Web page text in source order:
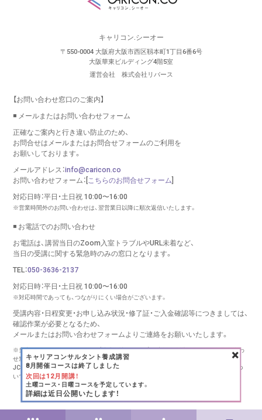
キャリアコンサルタント養成講習
8月開催コースは終了しました
次回は12月開講！
土曜コース・日曜コースを予定しています。
詳細は近日公開いたします！
×
キャリコン.シーオー
〒550-0004 大阪府大阪市西区靱本町1丁目6番6号
大阪華東ビルディング4階5室
運営会社 株式会社リバース
【お問い合わせ窓口のご案内】
◾️ メールまたはお問い合わせフォーム
正確なご案内と行き違い防止のため、
お問合せはメールまたはお問合せフォームのご利用を
お願いしております。
メールアドレス：info@caricon.co
お問い合わせフォーム：[こちらのお問合せフォーム]
対応日時：平日・土日祝 10:00〜16:00
※営業時間外のお問い合わせは、翌営業日以降に順次返信いたします。
◾️ お電話でのお問い合わせ
お電話は、講習当日のZoom入室トラブルやURL未着など、
当日の受講に関する緊急時のみの窓口となります。
TEL：050-3636-2137
対応日時：平日・土日祝 10:00〜16:00
※対応時間であっても、つながりにくい場合がございます。
受講内容・日程変更・お申し込み状況・修了証・ご入金確認等につきましては、
確認作業が必要となるため、
メールまたはお問い合わせフォームより ご連絡をお願いいたします。
※当窓口は、キャリコンシーオー（株式会社リバース）が実施する講習に関するお問い合わ
せ窓口です。
JCDA様、キャリアコンサルタント登録センター様、その他団体様の講習・更新手続きにつ
いては、各団体様へ直接お問い合わせください。
Copyright (C) RE:BIRTH INC., All rights reserved.